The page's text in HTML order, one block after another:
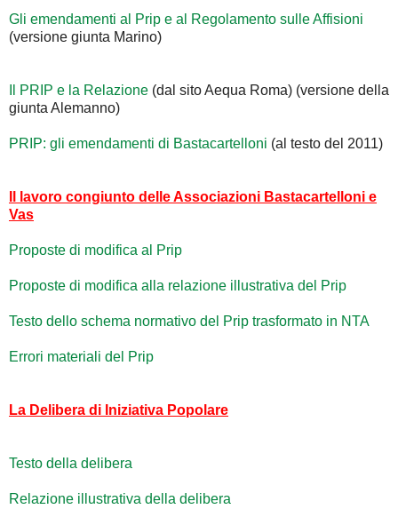
Gli emendamenti al Prip e al Regolamento sulle Affisioni
(versione giunta Marino)
Il PRIP e la Relazione (dal sito Aequa Roma) (versione della
giunta Alemanno)
PRIP: gli emendamenti di Bastacartelloni (al testo del 2011)
Il lavoro congiunto delle Associazioni Bastacartelloni e
Vas
Proposte di modifica al Prip
Proposte di modifica alla relazione illustrativa del Prip
Testo dello schema normativo del Prip trasformato in NTA
Errori materiali del Prip
La Delibera di Iniziativa Popolare
Testo della delibera
Relazione illustrativa della delibera